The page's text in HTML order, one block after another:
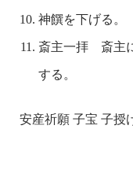
神饌を下げる。
斎主一拝 斎主
する。
安産祈願 子宝 子授